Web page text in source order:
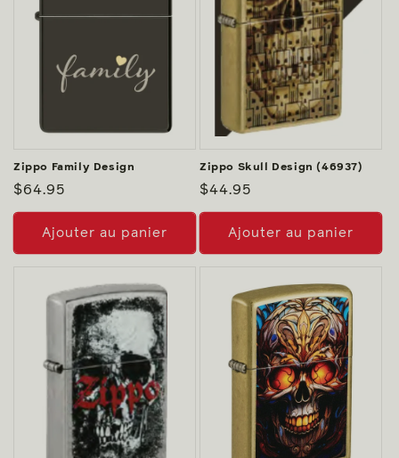
Zippo Family Design
Prix
habituel
$64.95
Ajouter au panier
Zippo Skull Design (46937)
Prix
habituel
$44.95
Ajouter au panier